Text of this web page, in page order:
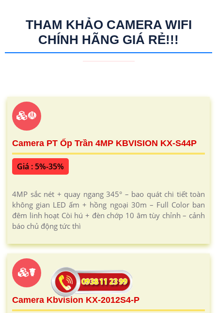
THAM KHẢO CAMERA WIFI
CHÍNH HÃNG GIÁ RẺ!!!
☫
Camera PT Ốp Trần 4MP KBVISION KX-S44P
Giá : 5%-35%
4MP sắc nét + quay ngang 345° – bao quát chi tiết toàn
không gian LED ấm + hồng ngoại 30m – Full Color ban
đêm linh hoạt Còi hú + đèn chớp 10 âm tùy chỉnh – cảnh
báo chủ động tức thì
☤
Camera Kbvision KX-2012S4-P